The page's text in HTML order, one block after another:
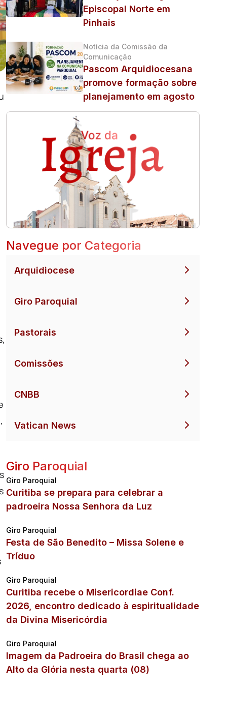
Episcopal Norte em
Pinhais
Notícia da Comissão da
Comunicação
Pascom Arquidiocesana
promove formação sobre
planejamento em agosto
Navegue por Categoria
Arquidiocese
Giro Paroquial
Pastorais
Comissões
CNBB
Vatican News
Giro Paroquial
Giro Paroquial
Curitiba se prepara para celebrar a
padroeira Nossa Senhora da Luz
Giro Paroquial
Festa de São Benedito – Missa Solene e
Tríduo
Giro Paroquial
Curitiba recebe o Misericordiae Conf.
2026, encontro dedicado à espiritualidade
da Divina Misericórdia
Giro Paroquial
Imagem da Padroeira do Brasil chega ao
Alto da Glória nesta quarta (08)